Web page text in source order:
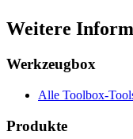
Weitere
Werkzeugbox
Alle Toolbox-
Produkte